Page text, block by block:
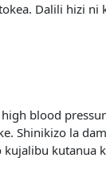
Dalili hizi ni
blood
Shinikizo la
kutanua